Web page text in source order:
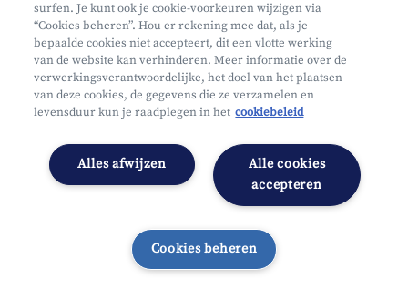
Mifid
Privacy
Juridische info
Onderworpen aan de controle van CDZ
Toegankelijkheidsverklaring
Cookies beheren
surfen. Je kunt ook je cookie-voorkeuren wijzigen via
“Cookies beheren”. Hou er rekening mee dat, als je
bepaalde cookies niet accepteert, dit een vlotte werking
van de website kan verhinderen. Meer informatie over de
verwerkingsverantwoordelijke, het doel van het plaatsen
van deze cookies, de gegevens die ze verzamelen en
levensduur kun je raadplegen in het cookiebeleid
Alle cookies
accepteren
Alles afwijzen
Cookies beheren